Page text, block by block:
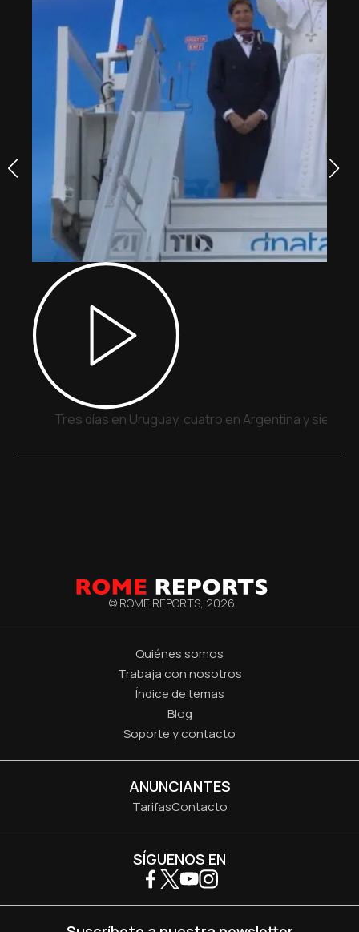
Tres días en Uruguay, cuatro en Argentina y siete
© ROME REPORTS, 2026
Quiénes somos
Trabaja con nosotros
Índice de temas
Blog
Soporte y contacto
ANUNCIANTES
TarifasContacto
SÍGUENOS EN